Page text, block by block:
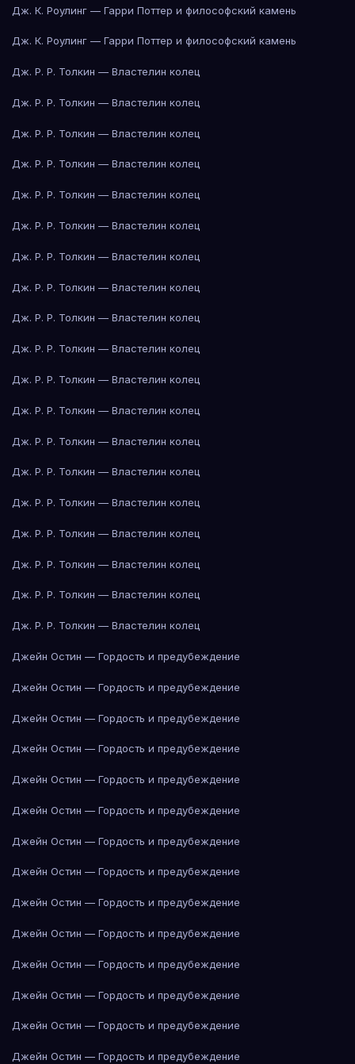
Дж. К. Роулинг — Гарри Поттер и философский камень
Дж. К. Роулинг — Гарри Поттер и философский камень
Дж. Р. Р. Толкин — Властелин колец
Дж. Р. Р. Толкин — Властелин колец
Дж. Р. Р. Толкин — Властелин колец
Дж. Р. Р. Толкин — Властелин колец
Дж. Р. Р. Толкин — Властелин колец
Дж. Р. Р. Толкин — Властелин колец
Дж. Р. Р. Толкин — Властелин колец
Дж. Р. Р. Толкин — Властелин колец
Дж. Р. Р. Толкин — Властелин колец
Дж. Р. Р. Толкин — Властелин колец
Дж. Р. Р. Толкин — Властелин колец
Дж. Р. Р. Толкин — Властелин колец
Дж. Р. Р. Толкин — Властелин колец
Дж. Р. Р. Толкин — Властелин колец
Дж. Р. Р. Толкин — Властелин колец
Дж. Р. Р. Толкин — Властелин колец
Дж. Р. Р. Толкин — Властелин колец
Дж. Р. Р. Толкин — Властелин колец
Дж. Р. Р. Толкин — Властелин колец
Джейн Остин — Гордость и предубеждение
Джейн Остин — Гордость и предубеждение
Джейн Остин — Гордость и предубеждение
Джейн Остин — Гордость и предубеждение
Джейн Остин — Гордость и предубеждение
Джейн Остин — Гордость и предубеждение
Джейн Остин — Гордость и предубеждение
Джейн Остин — Гордость и предубеждение
Джейн Остин — Гордость и предубеждение
Джейн Остин — Гордость и предубеждение
Джейн Остин — Гордость и предубеждение
Джейн Остин — Гордость и предубеждение
Джейн Остин — Гордость и предубеждение
Джейн Остин — Гордость и предубеждение